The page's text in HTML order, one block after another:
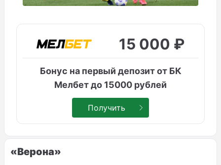
15 000 ₽
Бонус на первый депозит от БК
Мелбет до 15000 рублей
Получить
«Верона»